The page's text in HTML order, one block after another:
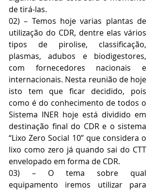
de tirá-las.
02) – Temos hoje varias plantas de
utilização do CDR, dentre elas vários
tipos de pirolise, classificação,
plasmas, adubos e biodigestores,
com fornecedores nacionais e
internacionais. Nesta reunião de hoje
isto tem que ficar decidido, pois
como é do conhecimento de todos o
Sistema INER hoje está dividido em
destinação final do CDR e o sistema
“Lixo Zero Social 10” que considera o
lixo como zero já quando sai do CTT
envelopado em forma de CDR.
03) – O tema sobre qual
equipamento iremos utilizar para